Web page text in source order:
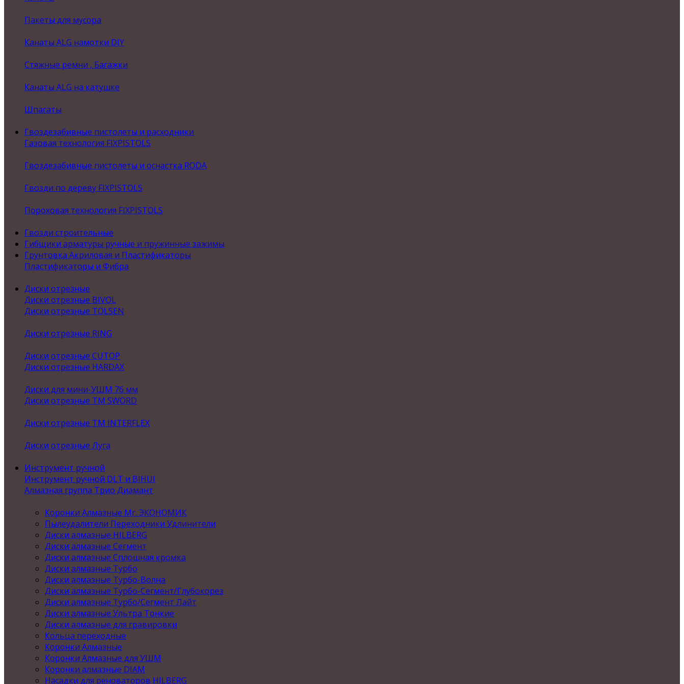
Пакеты для мусора
Канаты ALG намотки DIY
Стяжные ремни , Багажки
Канаты ALG на катушке
Шпагаты
Гвоздезабивные пистолеты и расходники
Газовая технология FIXPISTOLS
Гвоздезабивные пистолеты и оснастка RODA
Гвозди по дереву FIXPISTOLS
Пороховая технология FIXPISTOLS
Гвозди строительные
Гибщики арматуры ручные и пружинные зажимы
Грунтовка Акриловая и Пластификаторы
Пластификаторы и Фибра
Диски отрезные
Диски отрезные BIVOL
Диски отрезные TOLSEN
Диски отрезные RING
Диски отрезные CUTOP
Диски отрезные HARDAX
Диски для мини-УШМ 76 мм
Диски отрезные ТМ SWORD
Диски отрезные ТМ INTERFLEX
Диски отрезные Луга
Инструмент ручной
Инструмент ручной DLT и BIHUI
Алмазная группа Трио Диамант
Коронки Алмазные Mr. ЭКОНОМИК
Пылеудалители Переходники Удлинители
Диски алмазные HILBERG
Диски алмазные Сегмент
Диски алмазные Сплошная кромка
Диски алмазные Турбо
Диски алмазные Турбо-Волна
Диски алмазные Турбо-Сегмент/Глубокорез
Диски алмазные Турбо/Сегмент Лайт
Диски алмазные Ультра Тонкие
Диски алмазные для гравировки
Кольца переходные
Коронки Алмазные
Коронки Алмазные для УШМ
Коронки алмазные DIAM
Насадки для реноваторов HILBERG